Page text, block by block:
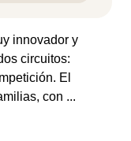
innovador y
circuitos:
El
con ...